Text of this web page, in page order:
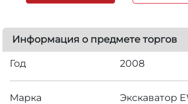
Информация о предмете торгов
Год 2008
Марка
Экскаватор